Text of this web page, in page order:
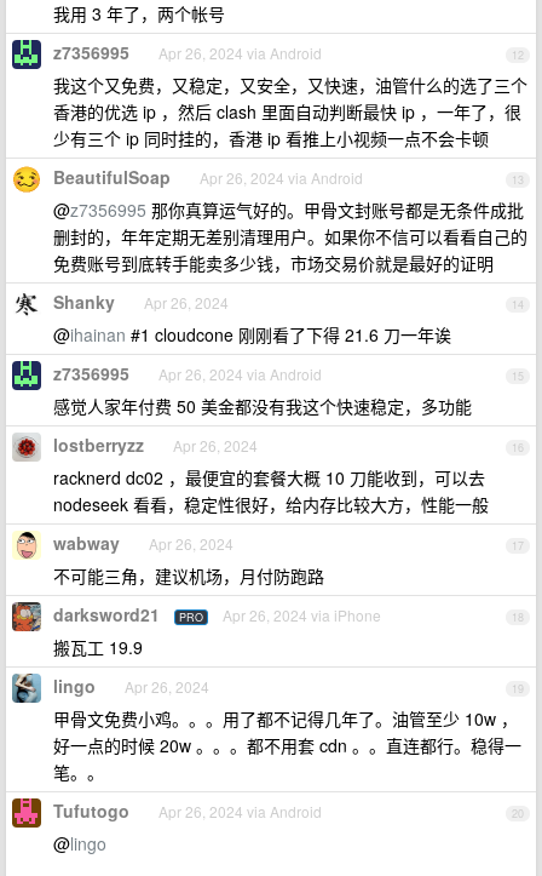
我用 3 年了，两个帐号
12
z7356995 Apr 26, 2024 via Android
我这个又免费，又稳定，又安全，又快速，油管什么的选了三个
香港的优选 ip ，然后 clash 里面自动判断最快 ip ，一年了，很
少有三个 ip 同时挂的，香港 ip 看推上小视频一点不会卡顿
13
BeautifulSoap Apr 26, 2024 via Android
@z7356995 那你真算运气好的。甲骨文封账号都是无条件成批
删封的，年年定期无差别清理用户。如果你不信可以看看自己的
免费账号到底转手能卖多少钱，市场交易价就是最好的证明
14
Shanky Apr 26, 2024
@ihainan #1 cloudcone 刚刚看了下得 21.6 刀一年诶
15
z7356995 Apr 26, 2024 via Android
感觉人家年付费 50 美金都没有我这个快速稳定，多功能
16
lostberryzz Apr 26, 2024
racknerd dc02 ，最便宜的套餐大概 10 刀能收到，可以去
nodeseek 看看，稳定性很好，给内存比较大方，性能一般
17
wabway Apr 26, 2024
不可能三角，建议机场，月付防跑路
18
darksword21 PRO Apr 26, 2024 via iPhone
搬瓦工 19.9
19
lingo Apr 26, 2024
甲骨文免费小鸡。。。用了都不记得几年了。油管至少 10w ，
好一点的时候 20w 。。。都不用套 cdn 。。直连都行。稳得一
笔。。
20
Tufutogo Apr 26, 2024 via Android
@lingo